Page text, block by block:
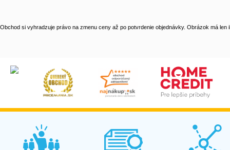
Obchod si vyhradzuje právo na zmenu ceny až po potvrdenie objednávky. Obrázok má len